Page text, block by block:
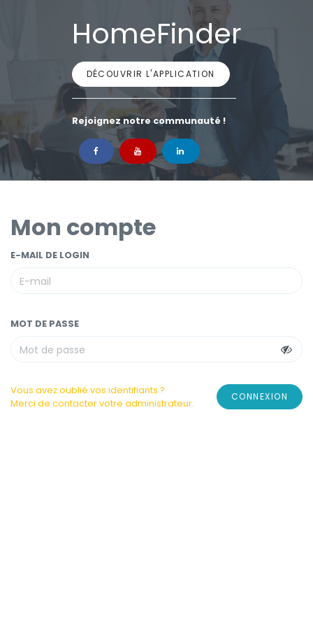
HomeFinder
DÉCOUVRIR L'APPLICATION
Rejoignez notre communauté !
Mon compte
E-MAIL DE LOGIN
MOT DE PASSE
Vous avez oublié vos identifiants ?
Merci de contacter votre administrateur.
CONNEXION